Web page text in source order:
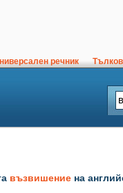
речник
възвишение на